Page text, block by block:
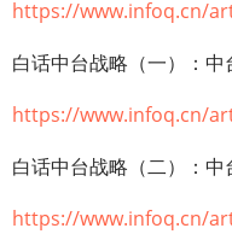
https://www.infoq.cn/
白话中台战略（一）：中
https://www.infoq.cn/
白话中台战略（二）：中
https://www.infoq.cn/